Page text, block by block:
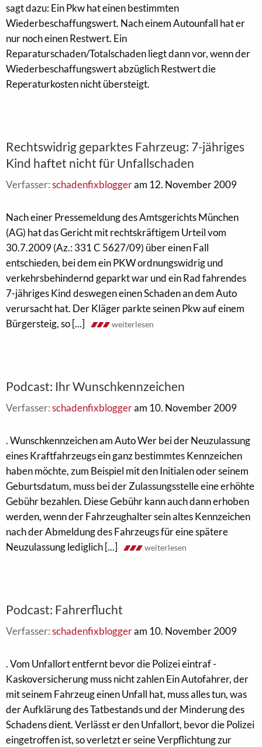
sagt dazu: Ein Pkw hat einen bestimmten
Wiederbeschaffungswert. Nach einem Autounfall hat er
nur noch einen Restwert. Ein
Reparaturschaden/Totalschaden liegt dann vor, wenn der
Wiederbeschaffungswert abzüglich Restwert die
Reperaturkosten nicht übersteigt.
Rechtswidrig geparktes Fahrzeug: 7-jähriges
Kind haftet nicht für Unfallschaden
Verfasser:schadenfixbloggeram 12. November 2009
Nach einer Pressemeldung des Amtsgerichts München
(AG) hat das Gericht mit rechtskräftigem Urteil vom
30.7.2009 (Az.: 331 C 5627/09) über einen Fall
entschieden, bei dem ein PKW ordnungswidrig und
verkehrsbehindernd geparkt war und ein Rad fahrendes
7-jähriges Kind deswegen einen Schaden an dem Auto
verursacht hat. Der Kläger parkte seinen Pkw auf einem
Bürgersteig, so [...]
weiterlesen
Podcast: Ihr Wunschkennzeichen
Verfasser:schadenfixbloggeram 10. November 2009
. Wunschkennzeichen am Auto Wer bei der Neuzulassung
eines Kraftfahrzeugs ein ganz bestimmtes Kennzeichen
haben möchte, zum Beispiel mit den Initialen oder seinem
Geburtsdatum, muss bei der Zulassungsstelle eine erhöhte
Gebühr bezahlen. Diese Gebühr kann auch dann erhoben
werden, wenn der Fahrzeughalter sein altes Kennzeichen
nach der Abmeldung des Fahrzeugs für eine spätere
Neuzulassung lediglich [...]
weiterlesen
Podcast: Fahrerflucht
Verfasser:schadenfixbloggeram 10. November 2009
. Vom Unfallort entfernt bevor die Polizei eintraf -
Kaskoversicherung muss nicht zahlen Ein Autofahrer, der
mit seinem Fahrzeug einen Unfall hat, muss alles tun, was
der Aufklärung des Tatbestands und der Minderung des
Schadens dient. Verlässt er den Unfallort, bevor die Polizei
eingetroffen ist, so verletzt er seine Verpflichtung zur